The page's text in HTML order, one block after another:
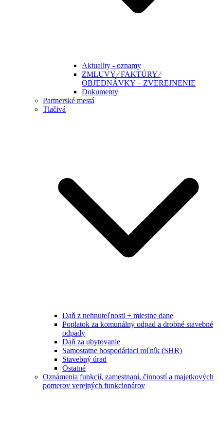
Aktuality - oznamy
ZMLUVY ⁄ FAKTÚRY ⁄
OBJEDNÁVKY – ZVEREJNENIE
Dokumenty
Partnerské mestá
Tlačivá
Daň z nehnuteľnosti + miestne dane
Poplatok za komunálny odpad a drobné stavebné
odpady
Daň za ubytovanie
Samostatne hospodáriaci roľník (SHR)
Stavebný úrad
Ostatné
Oznámenia funkcií, zamestnaní, činností a majetkových
pomerov verejných funkcionárov